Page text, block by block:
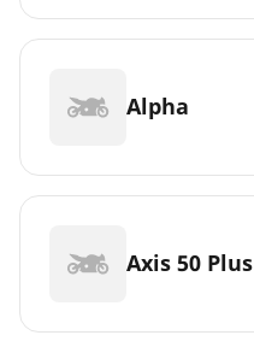
Alpha
Axis 50 Plus